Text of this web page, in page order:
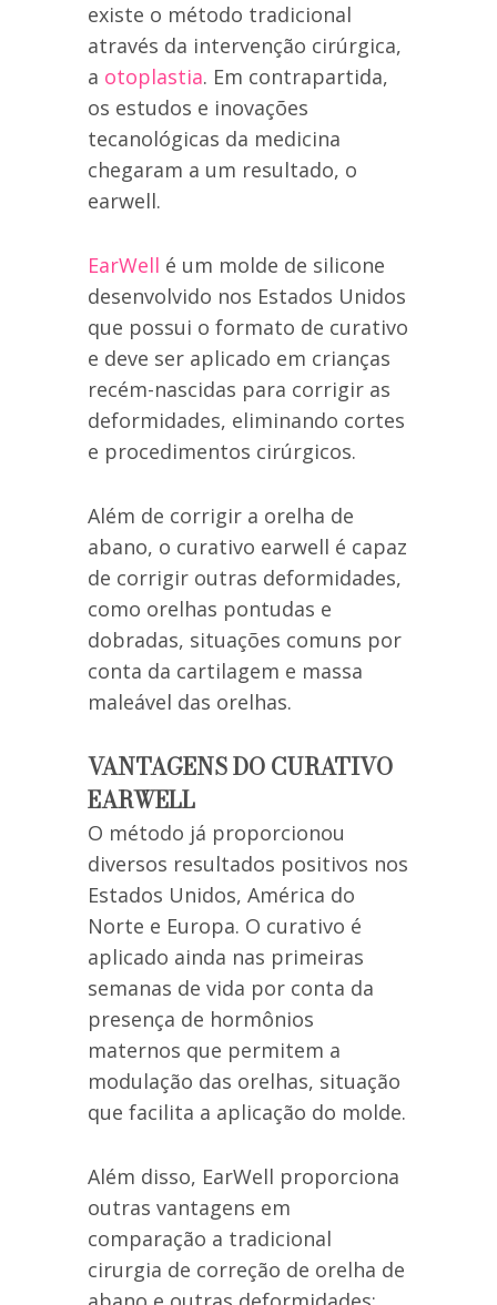
existe o método tradicional
através da intervenção cirúrgica,
a otoplastia. Em contrapartida,
os estudos e inovações
tecanológicas da medicina
chegaram a um resultado, o
earwell.
EarWell é um molde de silicone
desenvolvido nos Estados Unidos
que possui o formato de curativo
e deve ser aplicado em crianças
recém-nascidas para corrigir as
deformidades, eliminando cortes
e procedimentos cirúrgicos.
Além de corrigir a orelha de
abano, o curativo earwell é capaz
de corrigir outras deformidades,
como orelhas pontudas e
dobradas, situações comuns por
conta da cartilagem e massa
maleável das orelhas.
VANTAGENS DO CURATIVO
EARWELL
O método já proporcionou
diversos resultados positivos nos
Estados Unidos, América do
Norte e Europa. O curativo é
aplicado ainda nas primeiras
semanas de vida por conta da
presença de hormônios
maternos que permitem a
modulação das orelhas, situação
que facilita a aplicação do molde.
Além disso, EarWell proporciona
outras vantagens em
comparação a tradicional
cirurgia de correção de orelha de